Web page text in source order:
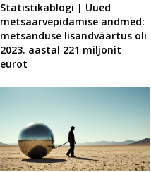
Statistikablogi | Uued
metsaarvepidamise andmed:
metsanduse lisandväärtus oli
2023. aastal 221 miljonit
eurot